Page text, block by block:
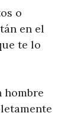
o
en el
te lo
hombre